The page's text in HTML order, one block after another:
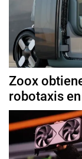
Zoox
robotaxis